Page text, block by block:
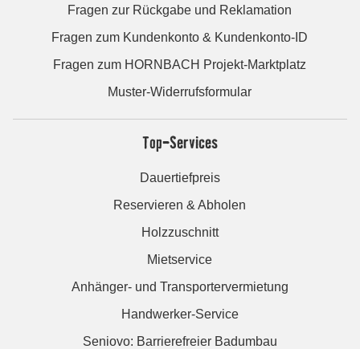
Fragen zur Rückgabe und Reklamation
Fragen zum Kundenkonto & Kundenkonto-ID
Fragen zum HORNBACH Projekt-Marktplatz
Muster-Widerrufsformular
Top-Services
Dauertiefpreis
Reservieren & Abholen
Holzzuschnitt
Mietservice
Anhänger- und Transportervermietung
Handwerker-Service
Seniovo: Barrierefreier Badumbau